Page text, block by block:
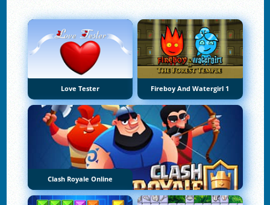
Love Tester Fireboy And Watergirl 1
Clash Royale Online